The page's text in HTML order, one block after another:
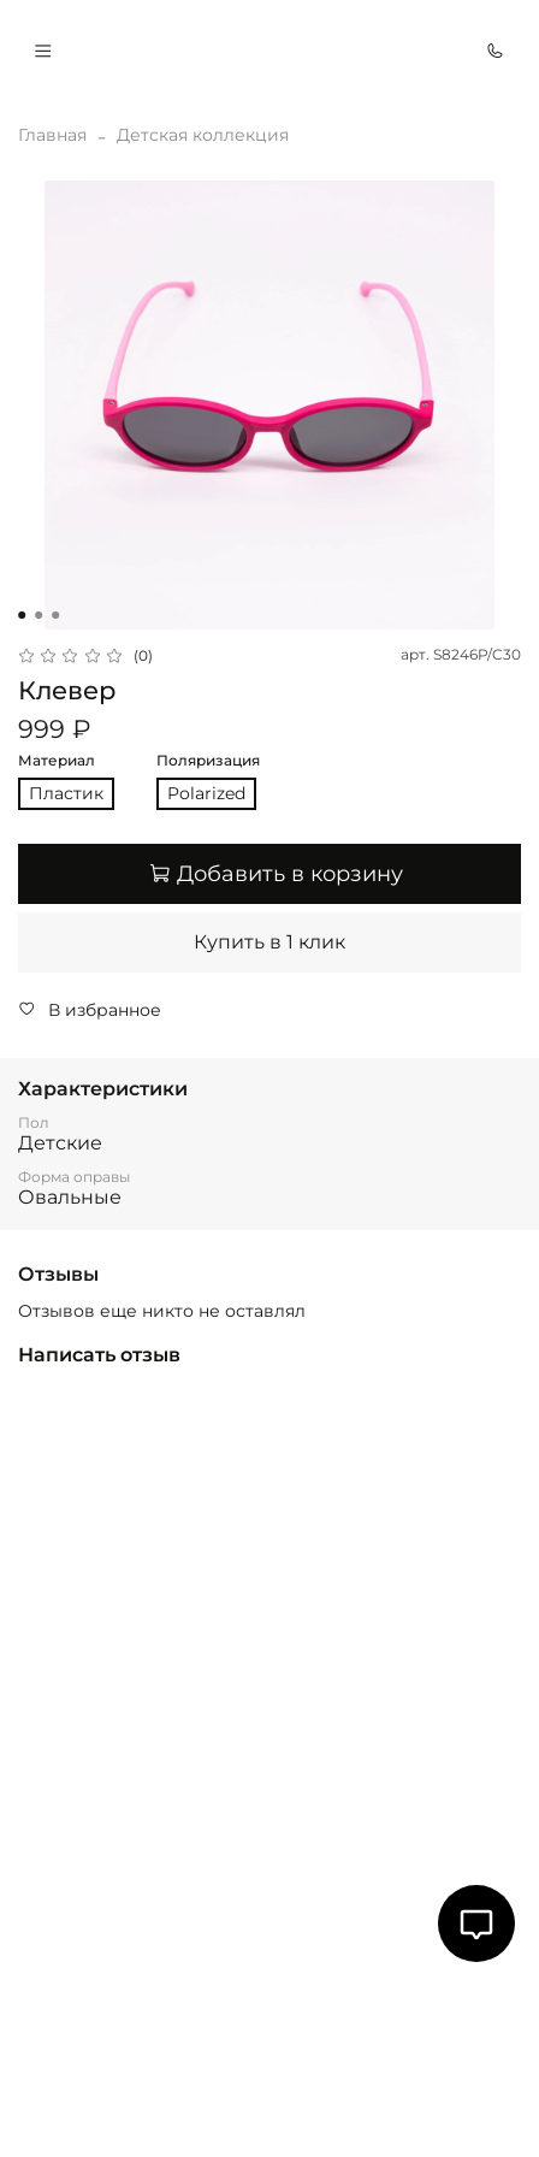
Главная Детская коллекция
(0) арт. S8246P/C30
Клевер
999 ₽
Материал
Пластик
Поляризация
Polarized
Добавить в корзину
Купить в 1 клик
В избранное
Характеристики
Пол
Детские
Форма оправы
Овальные
Отзывы
Отзывов еще никто не оставлял
Написать отзыв